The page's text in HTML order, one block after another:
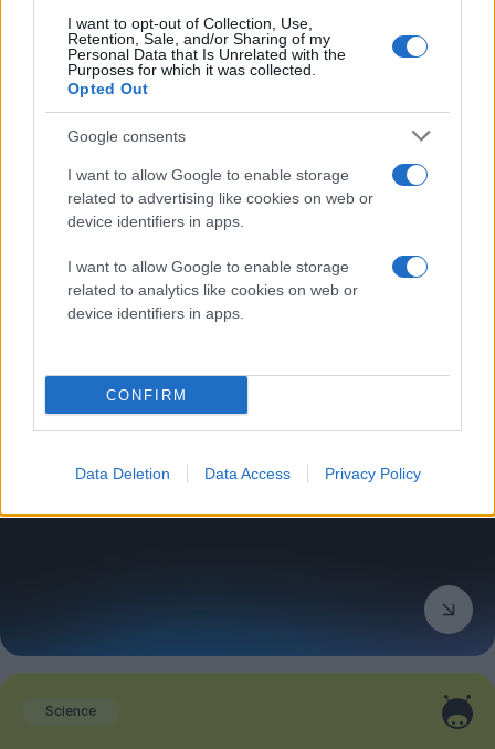
I want to opt-out of Collection, Use,
Retention, Sale, and/or Sharing of my
Personal Data that Is Unrelated with the
Purposes for which it was collected.
Opted Out
Google consents
I want to allow Google to enable storage
related to advertising like cookies on web or
device identifiers in apps.
I want to allow Google to enable storage
related to analytics like cookies on web or
device identifiers in apps.
CONFIRM
Data Deletion Data Access Privacy Policy
Science